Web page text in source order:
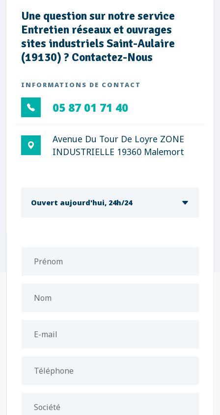
Une question sur notre service
Entretien réseaux et ouvrages
sites industriels Saint-Aulaire
(19130) ? Contactez-Nous
INFORMATIONS DE CONTACT
05 87 01 71 40
Avenue Du Tour De Loyre ZONE
INDUSTRIELLE 19360 Malemort
Ouvert aujourd'hui, 24h/24
Prénom
Nom
E-mail
Téléphone
Société